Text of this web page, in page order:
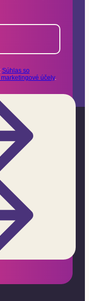
Súhlas so
účely.